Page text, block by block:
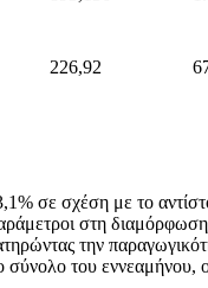
226,92
σε σχέση με το
στη
την
του